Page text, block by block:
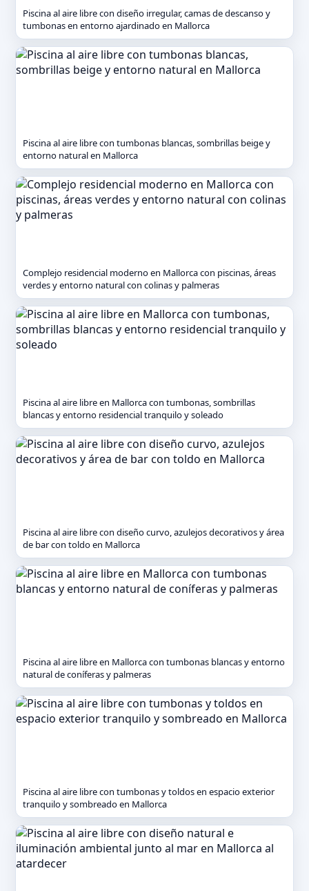
Piscina al aire libre con diseño irregular, camas de descanso y
tumbonas en entorno ajardinado en Mallorca
Piscina al aire libre con tumbonas blancas, sombrillas beige y
entorno natural en Mallorca
Complejo residencial moderno en Mallorca con piscinas, áreas
verdes y entorno natural con colinas y palmeras
Piscina al aire libre en Mallorca con tumbonas, sombrillas
blancas y entorno residencial tranquilo y soleado
Piscina al aire libre con diseño curvo, azulejos decorativos y área
de bar con toldo en Mallorca
Piscina al aire libre en Mallorca con tumbonas blancas y entorno
natural de coníferas y palmeras
Piscina al aire libre con tumbonas y toldos en espacio exterior
tranquilo y sombreado en Mallorca